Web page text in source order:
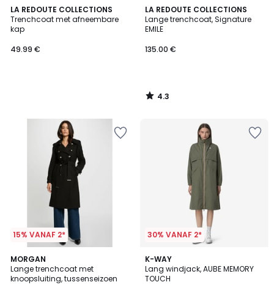
LA REDOUTE COLLECTIONS
Trenchcoat met afneembare
kap
49.99 €
LA REDOUTE COLLECTIONS
Lange trenchcoat, Signature
EMILE
135.00 €
4.3
/ 5
4.3
/
15% VANAF 2*
MORGAN
Lange trenchcoat met
knoopsluiting, tussenseizoen
3
/
5
2
Kleuren
30% VANAF 2*
K-WAY
Lang windjack, AUBE MEMORY
TOUCH